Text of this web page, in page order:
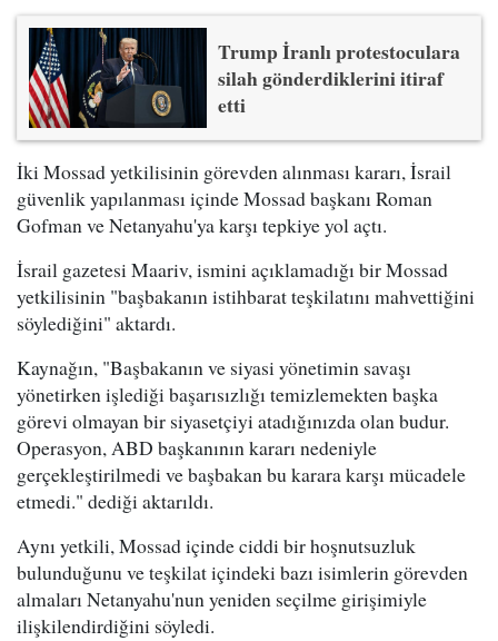
Trump İranlı protestoculara
silah gönderdiklerini itiraf
etti
İki Mossad yetkilisinin görevden alınması kararı, İsrail
güvenlik yapılanması içinde Mossad başkanı Roman
Gofman ve Netanyahu'ya karşı tepkiye yol açtı.
İsrail gazetesi Maariv, ismini açıklamadığı bir Mossad
yetkilisinin "başbakanın istihbarat teşkilatını mahvettiğini
söylediğini" aktardı.
Kaynağın, "Başbakanın ve siyasi yönetimin savaşı
yönetirken işlediği başarısızlığı temizlemekten başka
görevi olmayan bir siyasetçiyi atadığınızda olan budur.
Operasyon, ABD başkanının kararı nedeniyle
gerçekleştirilmedi ve başbakan bu karara karşı mücadele
etmedi." dediği aktarıldı.
Aynı yetkili, Mossad içinde ciddi bir hoşnutsuzluk
bulunduğunu ve teşkilat içindeki bazı isimlerin görevden
almaları Netanyahu'nun yeniden seçilme girişimiyle
ilişkilendirdiğini söyledi.